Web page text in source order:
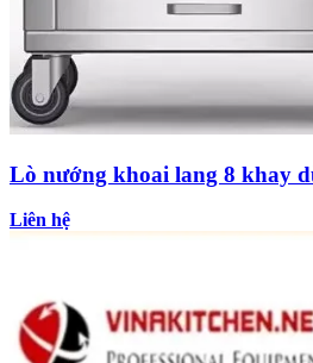
Lò nướng khoai lang 8 khay
Liên hệ